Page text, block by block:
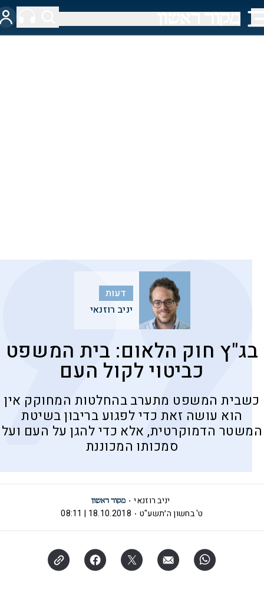
דעות
יניב רוזנאי
בג"ץ חוק הלאום: בית המשפט
כביטוי לקול העם
כשבית המשפט מתערב בהחלטות המחוקק אין
הוא עושה זאת כדי לפגוע בריבון בשיטת
המשטר הדמוקרטית, אלא כדי להגן על העם ועל
סמכותו המכוננת
יניב רוזנאי
ט' בחשון ה׳תשע"ט
18.10.2018 | 08:11